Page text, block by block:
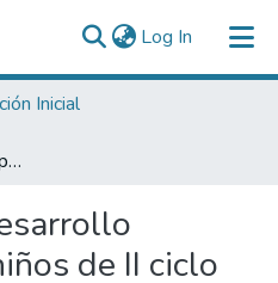
Log In (current)
Inicial
El juego en el desarrollo psicomotor en niños de II ciclo de Educación Inicial.
de II ciclo